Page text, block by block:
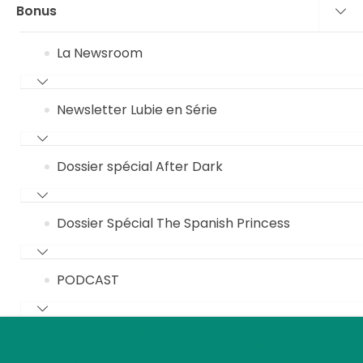
Bonus
La Newsroom
Newsletter Lubie en Série
Dossier spécial After Dark
Dossier Spécial The Spanish Princess
PODCAST